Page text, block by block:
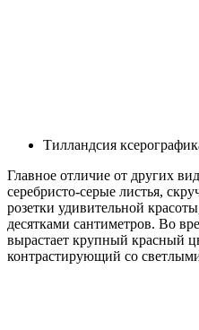
Тилландсия
Главное отличие от других
серебристо-серые листья,
розетки удивительной
десятками сантиметров. Во
вырастает крупный красный
контрастирующий со